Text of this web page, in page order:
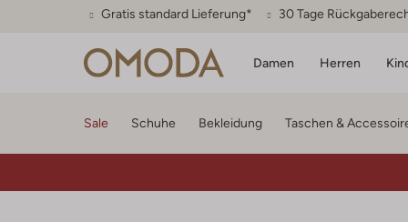
Gratis standard Lieferung* 30 Tage
Damen Herren
Sale Schuhe Bekleidung Taschen &